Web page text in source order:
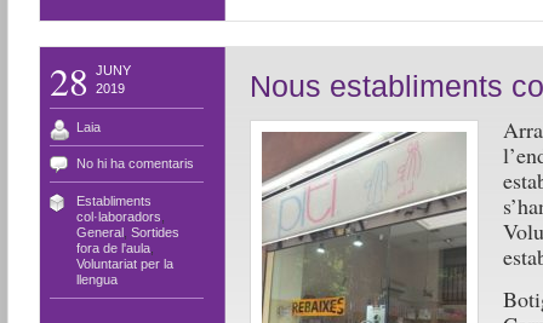
28
JUNY
2019
Laia
No hi ha comentaris
Establiments
col·laboradors
General, Sortides
fora de l'aula,
Voluntariat per la
llengua
Nous establiments